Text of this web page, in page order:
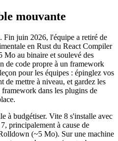
mouvante
Fin juin 2026, l'équipe a retiré de
en Rust du React Compiler
Mo au binaire et soulevé des
de code propre à un framework
pour les équipes : épinglez vos
de mettre à niveau, et gardez les
dans les plugins de
à budgétiser. Vite 8 s'installe avec
principalement à cause de
(~5 Mo). Sur une machine